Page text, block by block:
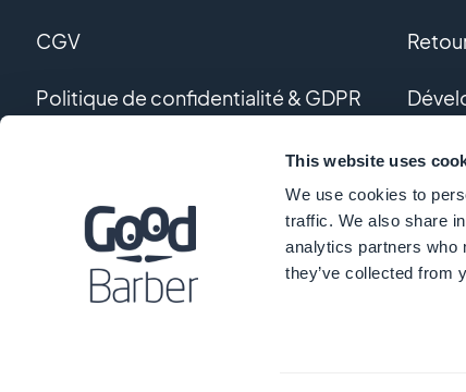
This website uses
We use cookies to
traffic. We also share
analytics partners who
they’ve collected from
CGV
Politique de confidentialité & GDPR